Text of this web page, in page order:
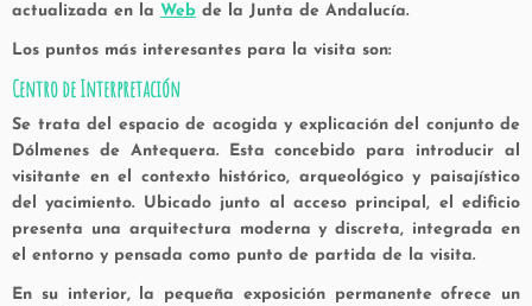
actualizada en la Web de la Junta de Andalucía.
Los puntos más interesantes para la visita son:
Centro de Interpretación
Se trata del espacio de acogida y explicación del conjunto de
Dólmenes de Antequera. Esta concebido para introducir al
visitante en el contexto histórico, arqueológico y paisajístico
del yacimiento. Ubicado junto al acceso principal, el edificio
presenta una arquitectura moderna y discreta, integrada en
el entorno y pensada como punto de partida de la visita.
En su interior, la pequeña exposición permanente ofrece un